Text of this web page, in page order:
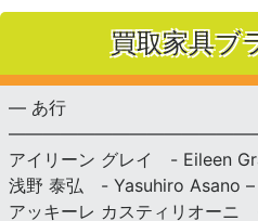
買取家具ブ
— あ行
アイリーン グレイ - Eileen
浅野 泰弘 - Yasuhiro Asano –
アッキーレ カスティリオー